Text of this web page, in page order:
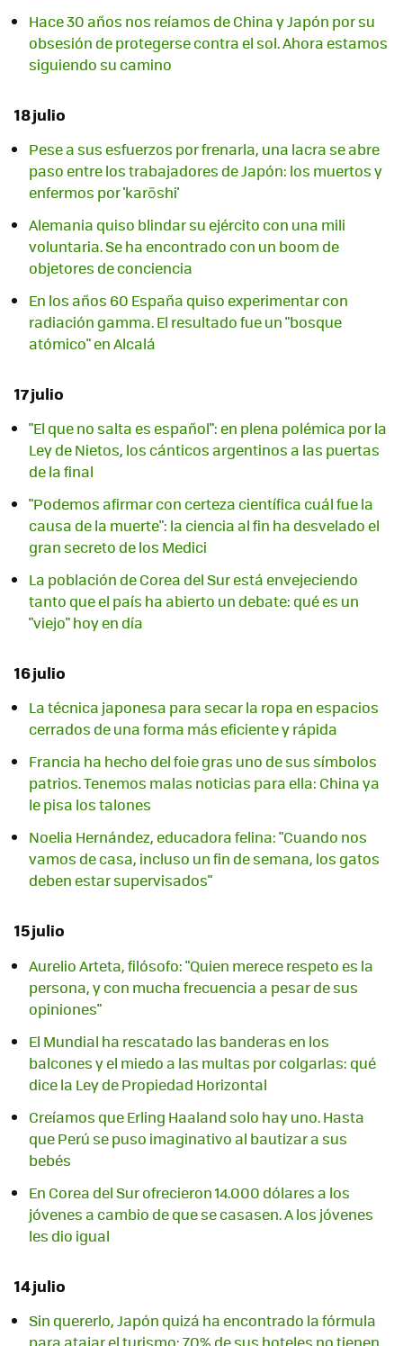
Hace 30 años nos reíamos de China y Japón por su
obsesión de protegerse contra el sol. Ahora estamos
siguiendo su camino
18 julio
Pese a sus esfuerzos por frenarla, una lacra se abre
paso entre los trabajadores de Japón: los muertos y
enfermos por 'karōshi'
Alemania quiso blindar su ejército con una mili
voluntaria. Se ha encontrado con un boom de
objetores de conciencia
En los años 60 España quiso experimentar con
radiación gamma. El resultado fue un "bosque
atómico" en Alcalá
17 julio
"El que no salta es español": en plena polémica por la
Ley de Nietos, los cánticos argentinos a las puertas
de la final
"Podemos afirmar con certeza científica cuál fue la
causa de la muerte": la ciencia al fin ha desvelado el
gran secreto de los Medici
La población de Corea del Sur está envejeciendo
tanto que el país ha abierto un debate: qué es un
"viejo" hoy en día
16 julio
La técnica japonesa para secar la ropa en espacios
cerrados de una forma más eficiente y rápida
Francia ha hecho del foie gras uno de sus símbolos
patrios. Tenemos malas noticias para ella: China ya
le pisa los talones
Noelia Hernández, educadora felina: "Cuando nos
vamos de casa, incluso un fin de semana, los gatos
deben estar supervisados"
15 julio
Aurelio Arteta, filósofo: "Quien merece respeto es la
persona, y con mucha frecuencia a pesar de sus
opiniones"
El Mundial ha rescatado las banderas en los
balcones y el miedo a las multas por colgarlas: qué
dice la Ley de Propiedad Horizontal
Creíamos que Erling Haaland solo hay uno. Hasta
que Perú se puso imaginativo al bautizar a sus
bebés
En Corea del Sur ofrecieron 14.000 dólares a los
jóvenes a cambio de que se casasen. A los jóvenes
les dio igual
14 julio
Sin quererlo, Japón quizá ha encontrado la fórmula
para atajar el turismo: 70% de sus hoteles no tienen